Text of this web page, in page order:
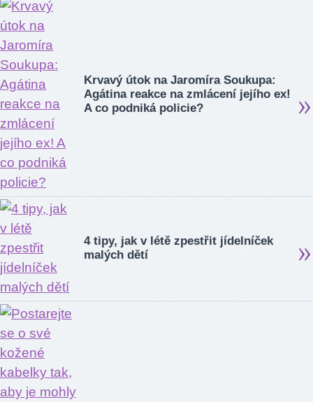
Krvavý útok na Jaromíra Soukupa:
Agátina reakce na zmlácení jejího ex!
A co podniká policie?
4 tipy, jak v létě zpestřit jídelníček
malých dětí